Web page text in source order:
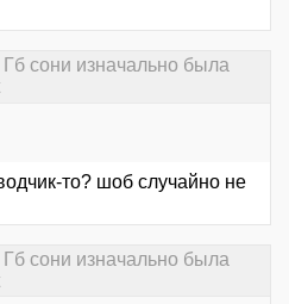
сони изначально была
то? шоб случайно не
сони изначально была